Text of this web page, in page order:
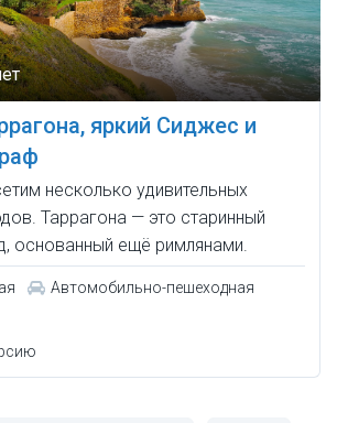
яркий Сиджес и
несколько удивительных
Таррагона — это старинный
основанный ещё римлянами.
Автомобильно-пешеходная